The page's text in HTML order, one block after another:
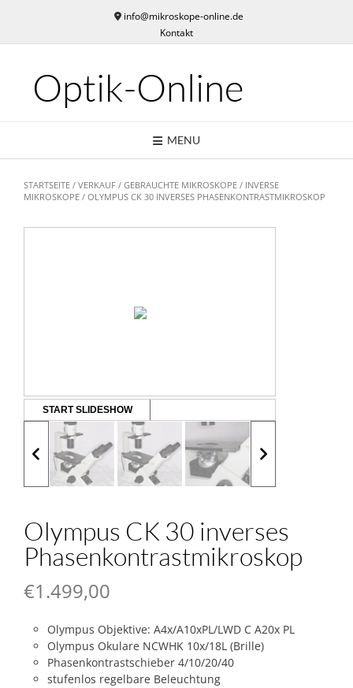
content
info@mikroskope-online.de
Kontakt
Optik-Online
MENU
STARTSEITE / VERKAUF / GEBRAUCHTE MIKROSKOPE / INVERSE
MIKROSKOPE / OLYMPUS CK 30 INVERSES PHASENKONTRASTMIKROSKOP
START SLIDESHOW
Olympus CK 30 inverses
Phasenkontrastmikroskop
€1.499,00
Olympus Objektive: A4x/A10xPL/LWD C A20x PL
Olympus Okulare NCWHK 10x/18L (Brille)
Phasenkontrastschieber 4/10/20/40
stufenlos regelbare Beleuchtung